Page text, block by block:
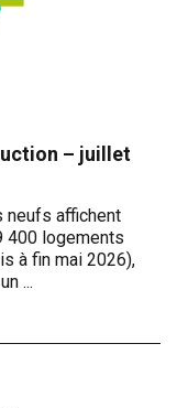
– juillet
neufs affichent
400 logements
à fin mai 2026),
...